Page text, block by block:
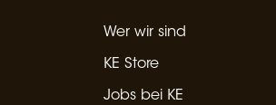
Wer wir sind
KE Store
Jobs bei KE